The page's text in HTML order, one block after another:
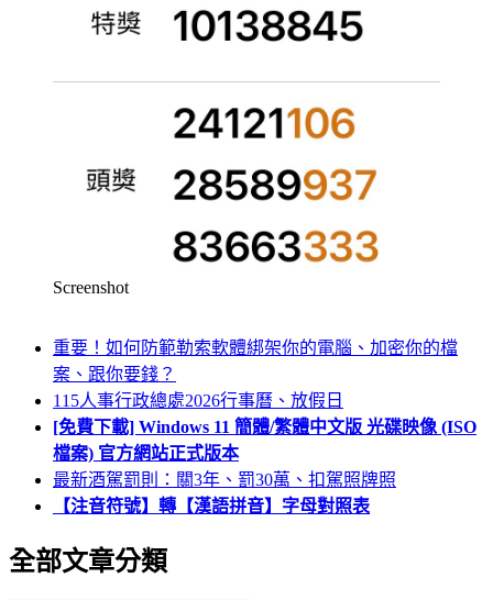
Screenshot
重要！如何防範勒索軟體綁架你的電腦、加密你的檔
案、跟你要錢？
115人事行政總處2026行事曆、放假日
[免費下載] Windows 11 簡體/繁體中文版 光碟映像 (ISO
檔案) 官方網站正式版本
最新酒駕罰則：關3年、罰30萬、扣駕照牌照
【注音符號】轉【漢語拼音】字母對照表
全部文章分類